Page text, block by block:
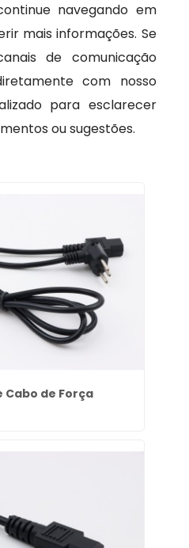
navegando em
mais informações. Se
de comunicação
com nosso
para esclarecer
ou sugestões.
Cabo de Força